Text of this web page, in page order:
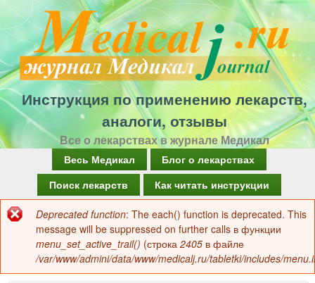
Перейти
к
основному
содержанию
Инструкция по применению лекарств,
аналоги, отзывы
Все о лекарствах в журнале Медикал
а
в
о
Весь Медикал
Блог о лекарствах
Поиск лекарств
Как читать инструкции
Сообщение
об
ошибке
Deprecated function: The each() function is deprecated. This
message will be suppressed on further calls в функции
menu_set_active_trail() (строка 2405 в файле
/var/www/admini/data/www/medicalj.ru/tabletki/includes/